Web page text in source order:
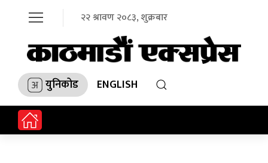
२२ श्रावण २०८३, शुक्रबार
युनिकोड ENGLISH